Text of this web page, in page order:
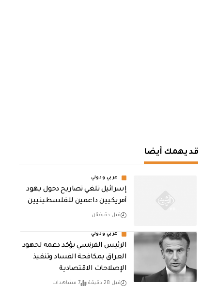
قد يهمك أيضا
عربي ودولي
إسرائيل تلغي تصاريح دخول يهود
أمريكيين داعمين للفلسطينيين
قبل دقيقتان
عربي ودولي
الرئيس الفرنسي يؤكد دعمه لجهود
العراق بمكافحة الفساد وتنفيذ
الإصلاحات الاقتصادية
قبل 28 دقيقة 7 مشاهدات